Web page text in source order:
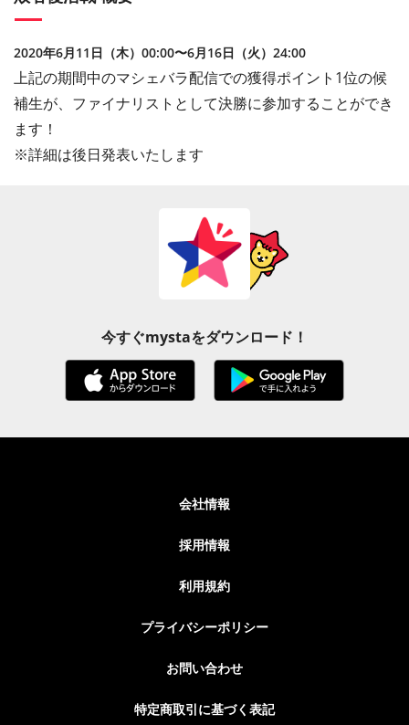
2020年6月11日（木）00:00〜6月16日（火）24:00
上記の期間中のマシェバラ配信での獲得ポイント1位の候
補生が、ファイナリストとして決勝に参加することができ
ます！
※詳細は後日発表いたします
今すぐmystaをダウンロード！
会社情報
採用情報
利用規約
プライバシーポリシー
お問い合わせ
特定商取引に基づく表記